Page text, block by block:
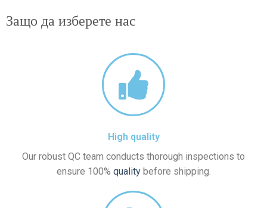
Защо да изберете нас
High quality
Our robust QC team conducts thorough inspections to
ensure 100% qualitybefore shipping.